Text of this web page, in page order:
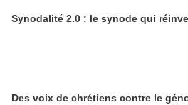
Synodalité 2.0 : le synode qui
Des voix de chrétiens contre le